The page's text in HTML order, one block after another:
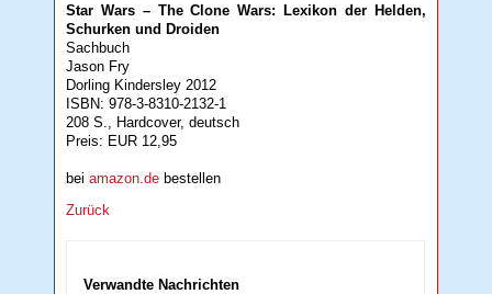
Star Wars – The Clone Wars: Lexikon der Helden,
Schurken und Droiden
Sachbuch
Jason Fry
Dorling Kindersley 2012
ISBN: 978-3-8310-2132-1
208 S., Hardcover, deutsch
Preis: EUR 12,95
beiamazon.de bestellen
Zurück
Verwandte Nachrichten